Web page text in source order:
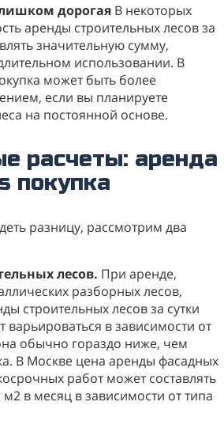
дорогая В некоторых
аренды строительных лесов за
значительную сумму,
использовании. В
может быть более
если вы планируете
на постоянной основе.
расчеты: аренда
покупка
разницу, рассмотрим два
лесов. При аренде,
разборных лесов,
строительных лесов за сутки
варьироваться в зависимости от
обычно гораздо ниже, чем
В Москве цена аренды фасадных
работ может составлять
м2 в месяц в зависимости от типа